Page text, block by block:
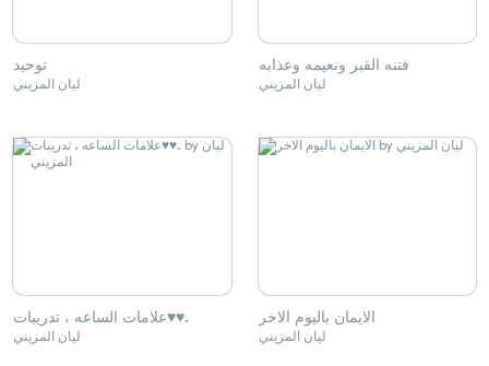
توحيد
ليان المزيني
فتنه القبر ونعيمه وعذابه
ليان المزيني
علامات الساعه ، تدريبات♥️♥️.
ليان المزيني
الايمان باليوم الاخر
ليان المزيني